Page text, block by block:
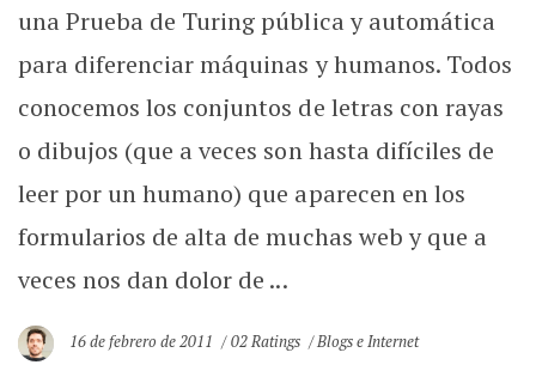
una Prueba de Turing pública y automática
para diferenciar máquinas y humanos. Todos
conocemos los conjuntos de letras con rayas
o dibujos (que a veces son hasta difíciles de
leer por un humano) que aparecen en los
formularios de alta de muchas web y que a
veces nos dan dolor de ...
16 de febrero de 2011 02 Ratings Blogs e Internet